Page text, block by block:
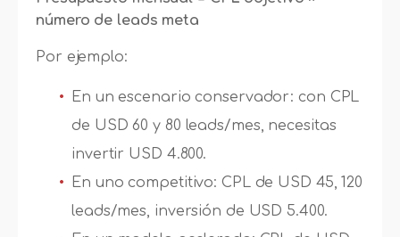
número de leads meta
Por ejemplo:
En un escenario conservador: con CPL
de USD 60 y 80 leads/mes, necesitas
invertir USD 4.800.
En uno competitivo: CPL de USD 45, 120
leads/mes, inversión de USD 5.400.